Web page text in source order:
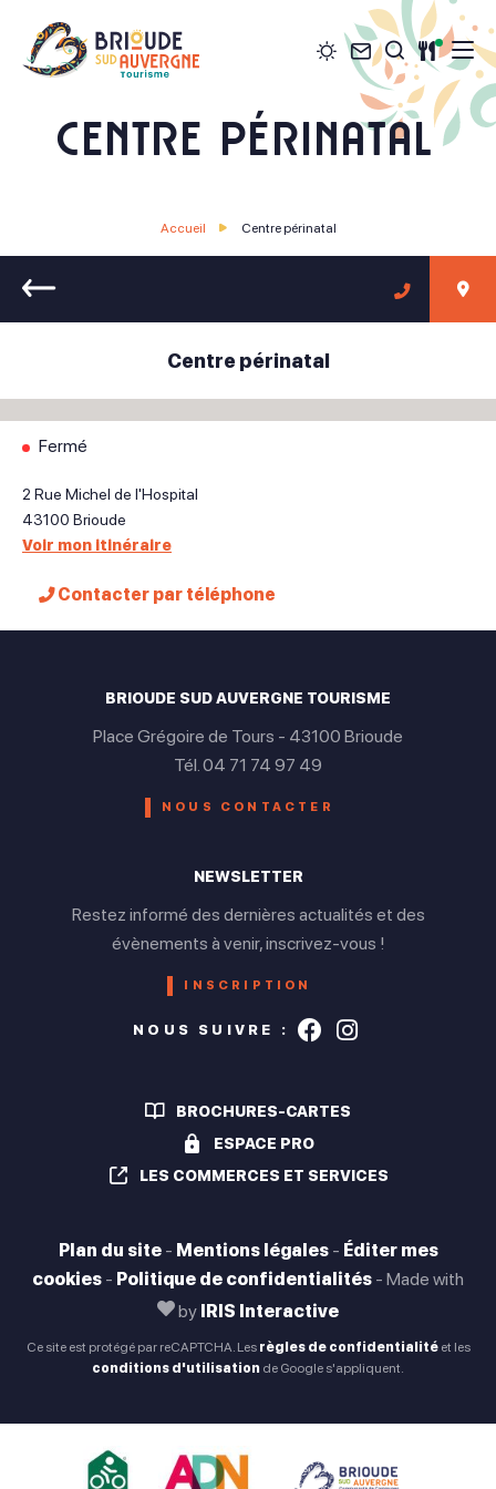
MétéoContact
Je
Centre périnatal
Accueil Centre périnatal
Retour
Centre périnatal
Fermé
2 Rue Michel de l'Hospital
43100 Brioude
Voir mon itinéraire
Contacter par téléphone
BRIOUDE SUD AUVERGNE TOURISME
Place Grégoire de Tours - 43100 Brioude
Tél. 04 71 74 97 49
NOUS CONTACTER
NEWSLETTER
Restez informé des dernières actualités et des
évènements à venir, inscrivez-vous !
INSCRIPTION
NOUS SUIVRE : Suivez-nous
Suivez-
BROCHURES-CARTES
ESPACE PRO
LES COMMERCES ET SERVICES
Plan du site - Mentions légales - Éditer mes
cookies - Politique de confidentialités - Made with
by IRIS Interactive
Ce site est protégé par reCAPTCHA. Les règles de confidentialitéet les
conditions d'utilisation de Google s'appliquent.